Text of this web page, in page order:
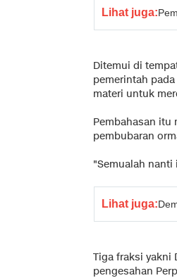
Lihat juga:
Ditemui di
pemerintah
materi untuk
Pembahasan itu
pembubaran
"Semualah
Lihat juga:
Tiga fraksi yakni
pengesahan